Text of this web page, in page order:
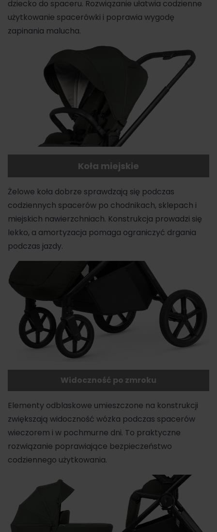
dziecko do spaceru. Rozwiązanie ułatwia codzienne
użytkowanie spacerówki i poprawia wygodę
zapinania malucha.
Koła miejskie
Żelowe koła dobrze sprawdzają się podczas
codziennych spacerów po chodnikach, sklepach i
miejskich nawierzchniach. Konstrukcja prowadzi się
lekko, a amortyzacja pomaga ograniczyć drgania
podczas jazdy.
Widoczność po zmroku
Elementy odblaskowe umieszczone na konstrukcji
zwiększają widoczność wózka podczas spacerów
wieczorem i w pochmurne dni. To praktyczne
rozwiązanie poprawiające bezpieczeństwo
codziennego użytkowania.